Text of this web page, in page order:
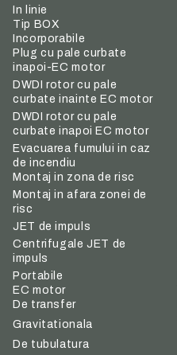
In linie
Tip BOX
Incorporabile
Plug cu pale curbate
inapoi-EC motor
DWDI rotor cu pale
curbate inainte EC motor
DWDI rotor cu pale
curbate inapoi EC motor
Evacuarea fumului in caz
de incendiu
Montaj in zona de risc
Montaj in afara zonei de
risc
JET de impuls
Centrifugale JET de
impuls
Portabile
EC motor
De transfer
Gravitationala
De tubulatura